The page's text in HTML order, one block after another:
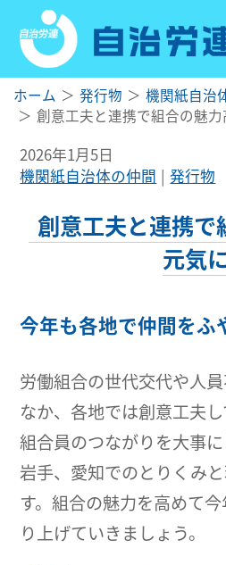
ホーム 発行物
機関紙自治
創意工夫と連携で組合の魅
2026年1月5日
機関紙自治体の仲間
発行物
創意工夫と連携で
元気
今年も各地で仲間をふ
労働組合の世代交代や人
なか、各地では創意工夫
組合員のつながりを大事に
岩手、愛知でのとりくみ
す。組合の魅力を高めて
り上げていきましょう。